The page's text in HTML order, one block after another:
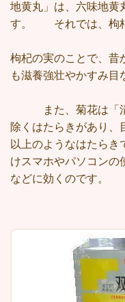
地黄丸」は、六味地黄
す。 それでは、枸
枸杞の実のことで、昔
も滋養強壮やかす
また、菊花は「清
除くはたらきがあり、
以上のようなはたら
けスマホやパソコンの
などに効くのです。